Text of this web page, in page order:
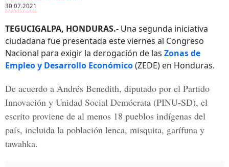
30.07.2021
TEGUCIGALPA, HONDURAS.- Una segunda iniciativa
ciudadana fue presentada este viernes al Congreso
Nacional para exigir la derogación de las Zonas de
Empleo y Desarrollo Económico(ZEDE) en Honduras.
De acuerdo a Andrés Benedith, diputado por el Partido
Innovación y Unidad Social Demócrata (PINU-SD), el
escrito proviene de al menos 18 pueblos indígenas del
país, incluida la población lenca, misquita, garífuna y
tawahka.